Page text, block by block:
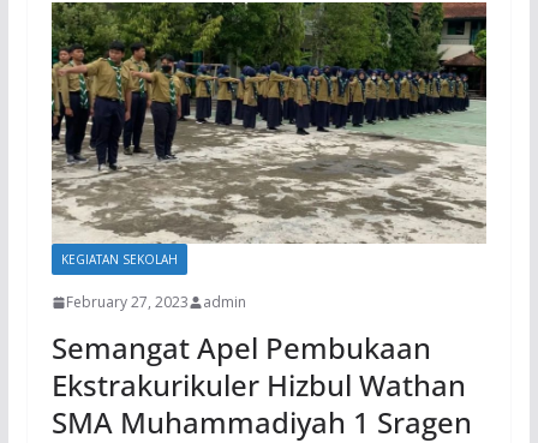
KEGIATAN SEKOLAH
February 27, 2023 admin
Semangat Apel Pembukaan
Ekstrakurikuler Hizbul Wathan
SMA Muhammadiyah 1 Sragen